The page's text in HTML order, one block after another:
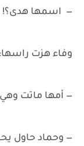
— اسمها هدى؟!
وفاء هزت راسها:
— أمها ماتت
— وحماد حاول